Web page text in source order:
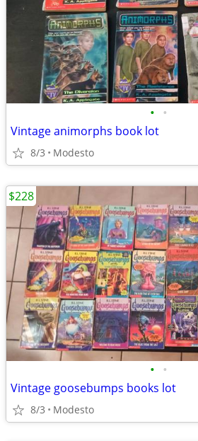
• •
Vintage animorphs book lot
8/3 Modesto
• •
Vintage goosebumps books lot
8/3 Modesto
$228